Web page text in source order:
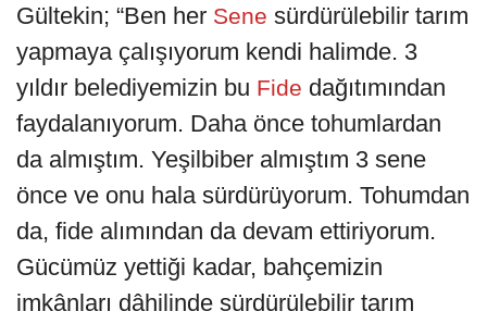
Gültekin; “Ben her Sene sürdürülebilir tarım
yapmaya çalışıyorum kendi halimde. 3
yıldır belediyemizin bu Fide dağıtımından
faydalanıyorum. Daha önce tohumlardan
da almıştım. Yeşilbiber almıştım 3 sene
önce ve onu hala sürdürüyorum. Tohumdan
da, fide alımından da devam ettiriyorum.
Gücümüz yettiği kadar, bahçemizin
imkânları dâhilinde sürdürülebilir tarım